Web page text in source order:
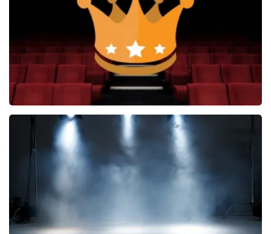
BEKIJKEN
Soldaat van Oranje
6648+ reviews
BEKIJKEN